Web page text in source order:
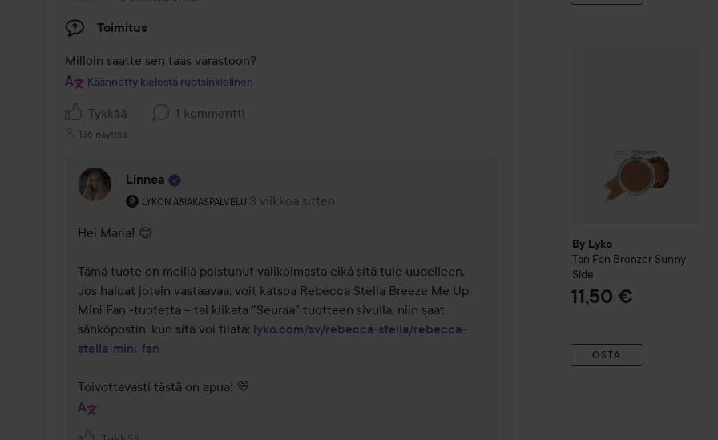
Toimitus
Milloin saatte sen taas varastoon?
Käännetty kielestä ruotsinkielinen
Tykkää 1 kommentti
136 näyttöä
Linnea
LYKON ASIAKASPALVELU
Käyttäjän rooli: Lykon asiakaspalvelu .
3 viikkoa sitten
Kommentti lisättiin 3 viikkoa sitten
Hei Maria! 😊
Tämä tuote on meillä poistunut valikoimasta eikä sitä tule uudelleen.
Jos haluat jotain vastaavaa, voit katsoa Rebecca Stella Breeze Me Up
Mini Fan -tuotetta – tai klikata "Seuraa" tuotteen sivulla, niin saat
sähköpostin, kun sitä voi tilata: lyko.com/sv/rebecca-stella/rebecca-
stella-mini-fan
Toivottavasti tästä on apua! 💛
By Lyko
Tan Fan Bronzer Sunny
Side
11,50 €
OSTA